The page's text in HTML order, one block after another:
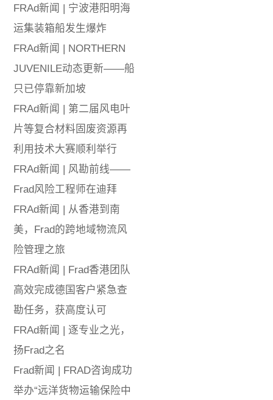
FRAd新闻 | 宁波港阳明海
运集装箱船发生爆炸
FRAd新闻 | NORTHERN
JUVENILE动态更新——船
只已停靠新加坡
FRAd新闻 | 第二届风电叶
片等复合材料固废资源再
利用技术大赛顺利举行
FRAd新闻 | 风勘前线——
Frad风险工程师在迪拜
FRAd新闻 | 从香港到南
美，Frad的跨地域物流风
险管理之旅
FRAd新闻 | Frad香港团队
高效完成德国客户紧急查
勘任务，获高度认可
FRAd新闻 | 逐专业之光，
扬Frad之名
Frad新闻 | FRAD咨询成功
举办“远洋货物运输保险中